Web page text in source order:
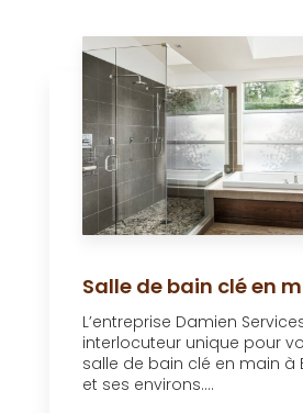
Salle de bain clé en
L’entreprise Damien
interlocuteur unique pour
salle de bain clé en main à
et ses environs....